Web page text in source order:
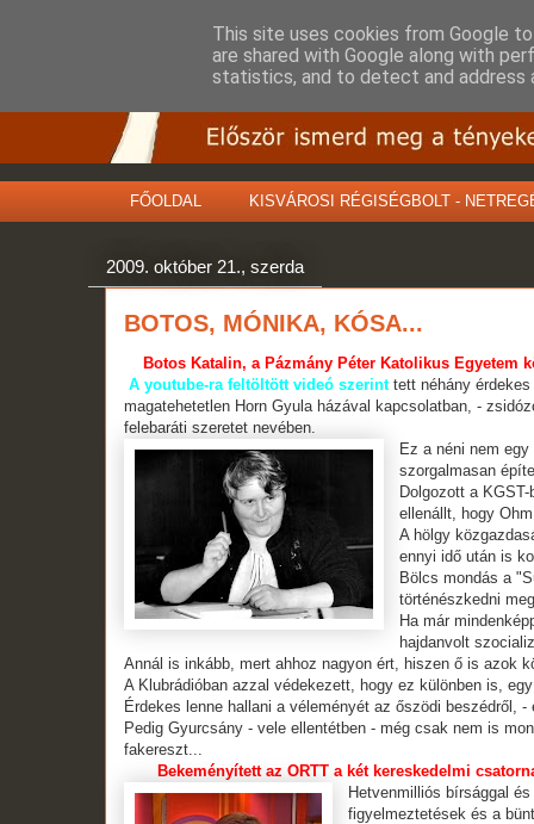
FŐOLDAL KISVÁROSI RÉGISÉGBOLT -
2009. október 21., szerda
BOTOS, MÓNIKA, KÓSA...
Botos Katalin, a Pázmány Péter Katolikus Egyetem
A youtube-ra feltöltött videó szerinttett néhány érdekes
magatehetetlen Horn Gyula házával kapcsolatban, -
felebaráti szeretet nevében.
Ez a néni nem
szorgalmasan
Dolgozott a
ellenállt, hogy
A hölgy
ennyi idő után is
Bölcs mondás a
történészkedni
Ha már
hajdanvolt
Annál is inkább, mert ahhoz nagyon ért, hiszen ő is azok
A Klubrádióban azzal védekezett, hogy ez különben is,
Érdekes lenne hallani a véleményét az őszödi beszédről, -
Pedig Gyurcsány - vele ellentétben - még csak nem is
fakereszt...
Bekeményített az ORTT a két kereskedelmi
Hetvenmilliós bírsággal
figyelmeztetések és a
This site uses cookies from Google
are shared with Google along with
statistics, and to detect and address